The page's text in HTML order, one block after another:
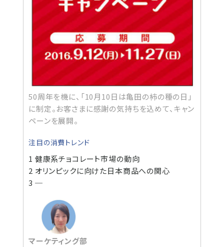
50周年を機に、「10月10日は亀田の柿の種の日」
に制定。お客さまに感謝の気持ちを込めて、キャン
ペーンを展開。
注目の消費トレンド
1 健康系チョコレート市場の動向
2 オリンピックに向けた日本商品への関心
3 ─
マーケティング部